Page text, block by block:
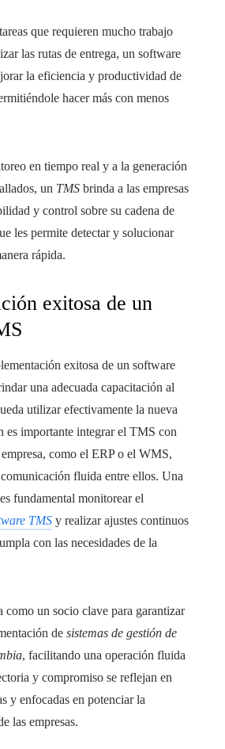
que requieren mucho trabajo
las rutas de entrega, un software
la eficiencia y productividad de
hacer más con menos
en tiempo real y a la generación
un TMS brinda a las empresas
y control sobre su cadena de
les permite detectar y solucionar
rápida.
exitosa de un
exitosa de un software
una adecuada capacitación al
utilizar efectivamente la nueva
es importante integrar el TMS con
como el ERP o el WMS,
fluida entre ellos. Una
fundamental monitorear el
TMS y realizar ajustes continuos
con las necesidades de la
como un socio clave para garantizar
de sistemas de gestión de
, facilitando una operación fluida
y compromiso se reflejan en
y enfocadas en potenciar la
las empresas.